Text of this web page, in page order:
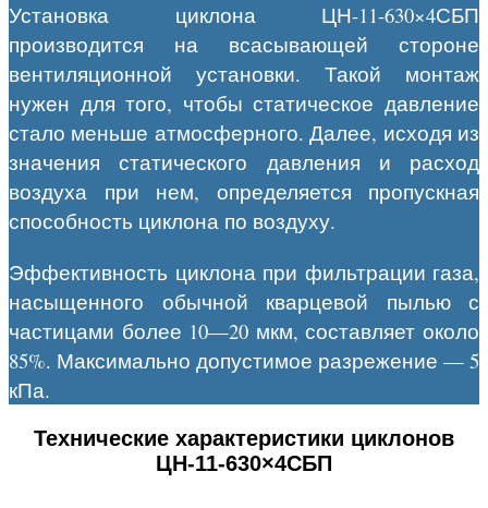
Установка циклона ЦН-11-630×4СБП
производится на всасывающей стороне
вентиляционной установки. Такой монтаж
нужен для того, чтобы статическое давление
стало меньше атмосферного. Далее, исходя из
значения статического давления и расход
воздуха при нем, определяется пропускная
способность циклона по воздуху.
Эффективность циклона при фильтрации газа,
насыщенного обычной кварцевой пылью с
частицами более 10—20 мкм, составляет около
85%. Максимально допустимое разрежение — 5
кПа.
Технические характеристики циклонов
ЦН-11-630×4СБП